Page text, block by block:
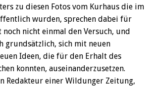
zu diesen Fotos vom Kurhaus die im
wurden, sprechen dabei für
noch nicht einmal den Versuch, und
grundsätzlich, sich mit neuen
Ideen, die für den Erhalt des
konnten, auseinanderzusetzen.
Redakteur einer Wildunger Zeitung,